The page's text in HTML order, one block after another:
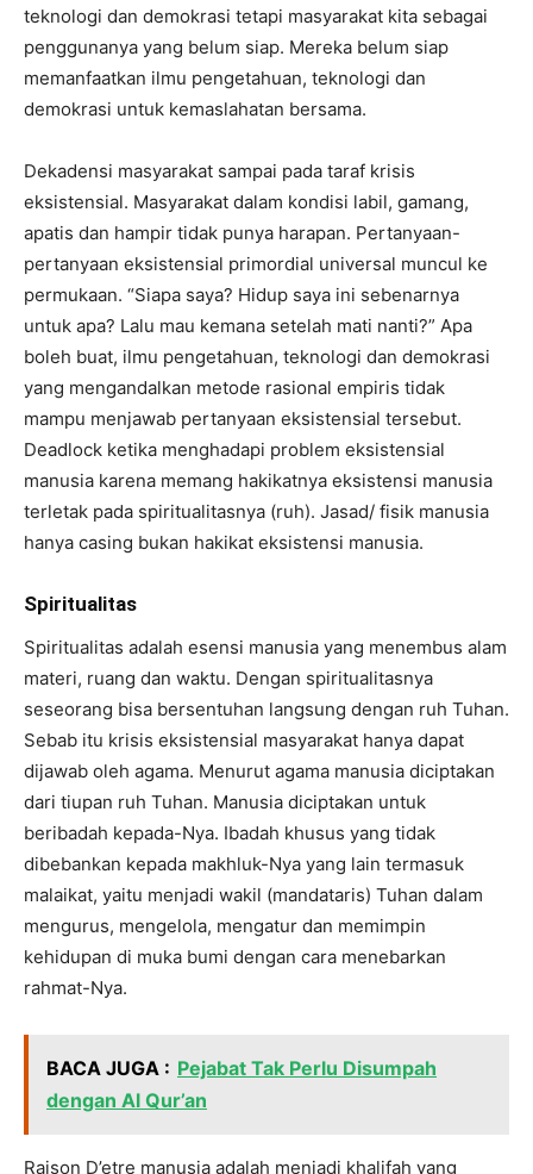
teknologi dan demokrasi tetapi masyarakat kita sebagai
penggunanya yang belum siap. Mereka belum siap
memanfaatkan ilmu pengetahuan, teknologi dan
demokrasi untuk kemaslahatan bersama.
Dekadensi masyarakat sampai pada taraf krisis
eksistensial. Masyarakat dalam kondisi labil, gamang,
apatis dan hampir tidak punya harapan. Pertanyaan-
pertanyaan eksistensial primordial universal muncul ke
permukaan. “Siapa saya? Hidup saya ini sebenarnya
untuk apa? Lalu mau kemana setelah mati nanti?” Apa
boleh buat, ilmu pengetahuan, teknologi dan demokrasi
yang mengandalkan metode rasional empiris tidak
mampu menjawab pertanyaan eksistensial tersebut.
Deadlock ketika menghadapi problem eksistensial
manusia karena memang hakikatnya eksistensi manusia
terletak pada spiritualitasnya (ruh). Jasad/ fisik manusia
hanya casing bukan hakikat eksistensi manusia.
Spiritualitas
Spiritualitas adalah esensi manusia yang menembus alam
materi, ruang dan waktu. Dengan spiritualitasnya
seseorang bisa bersentuhan langsung dengan ruh Tuhan.
Sebab itu krisis eksistensial masyarakat hanya dapat
dijawab oleh agama. Menurut agama manusia diciptakan
dari tiupan ruh Tuhan. Manusia diciptakan untuk
beribadah kepada-Nya. Ibadah khusus yang tidak
dibebankan kepada makhluk-Nya yang lain termasuk
malaikat, yaitu menjadi wakil (mandataris) Tuhan dalam
mengurus, mengelola, mengatur dan memimpin
kehidupan di muka bumi dengan cara menebarkan
rahmat-Nya.
BACA JUGA : Pejabat Tak Perlu Disumpah
dengan Al Qur’an
Raison D’etre manusia adalah menjadi khalifah yang